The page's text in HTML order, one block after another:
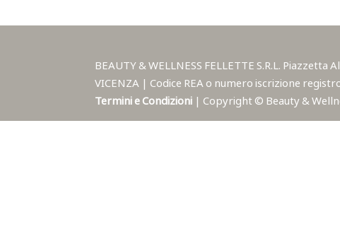
BEAUTY & WELLNESS FELLETTE S.R.L.
VICENZA | Codice REA o numero iscrizione
Termini e Condizioni | Copyright © Beauty &